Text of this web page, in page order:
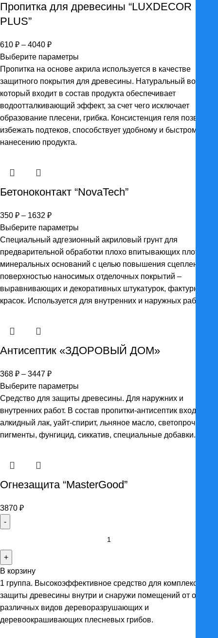
Пропитка для древесины “LUXDECOR
PLUS”
610 ₽ – 4040 ₽Диапазон
цен:
610 ₽
–
4040 ₽
Выберите параметры
Пропитка на основе акрила используется в качестве
защитного покрытия для древесины. Натуральный воск,
который входит в состав продукта обеспечивает
водоотталкивающий эффект, за счет чего исключает
образование плесени, грибка. Консистенция геля позволяет
избежать подтеков, способствует удобному и быстрому
нанесению продукта.
Бетоноконтакт “NovaTech”
350 ₽ – 1632 ₽Диапазон
цен:
350 ₽
–
1632 ₽
Выберите параметры
Специальный адгезионный акриловый грунт для
предварительной обработки плохо впитывающих плотных
минеральных оснований с целью повышения сцепления с
поверхностью наносимых отделочных покрытий –
выравнивающих и декоративных штукатурок, фактурных
красок. Используется для внутренних и наружных работ.
Антисептик «ЗДОРОВЫЙ ДОМ»
368 ₽ – 3447 ₽Диапазон
цен:
368 ₽
–
3447 ₽
Выберите параметры
Средство для защиты древесины. Для наружних и
внутренних работ. В состав пропитки-антисептик входит
алкидный лак, уайт-спирит, льняное масло, светопрочные
пигменты, фунгицид, сиккатив, специальные добавки.
Огнезащита “MasterGood”
3870 ₽
Огнезащита
"MasterGood"
В корзину
1 группа. Высокоэффективное средство для комплексной
защиты древесины внутри и снаружи помещений от огня и
различных видов дереворазрушающих и
деревоокрашивающих плесневых грибов.